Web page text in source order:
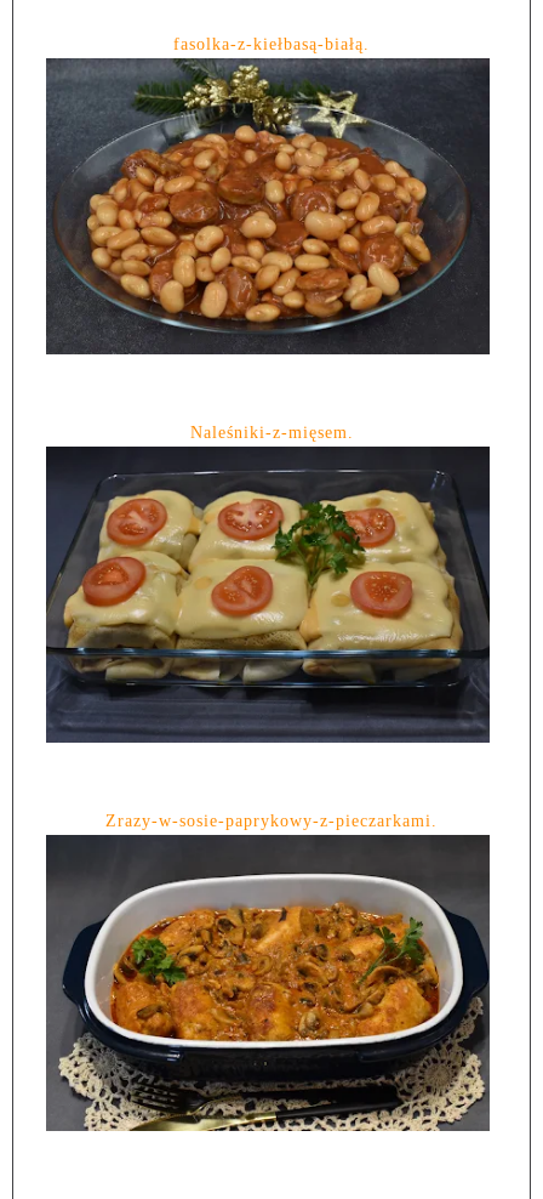
fasolka-z-kiełbasą-białą.
Naleśniki-z-mięsem.
Zrazy-w-sosie-paprykowy-z-pieczarkami.